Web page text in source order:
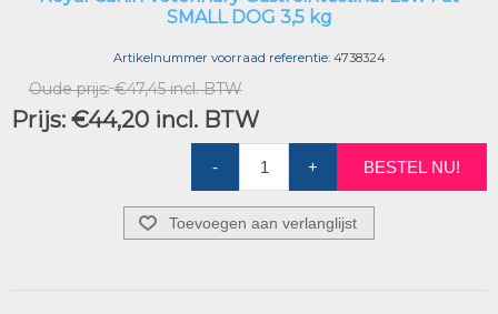
SMALL DOG 3,5 kg
Artikelnummer voorraad referentie: 4738324
Oude prijs: €47,45 incl. BTW
Prijs: €44,20 incl. BTW
- + BESTEL NU!
Toevoegen aan verlanglijst